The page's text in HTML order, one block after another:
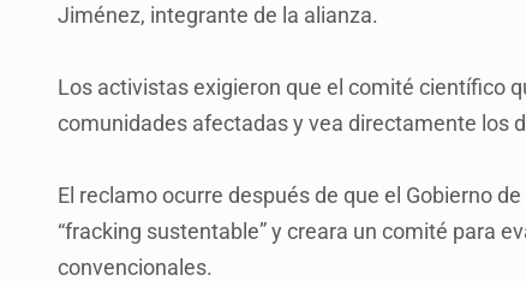
Jiménez, integrante de la alianza.
Los activistas exigieron que el comité científico
comunidades afectadas y vea directamente los
El reclamo ocurre después de que el Gobierno
“fracking sustentable” y creara un comité para
convencionales.